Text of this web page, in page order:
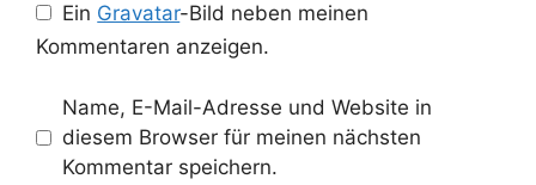
Ein Gravatar-Bild neben meinen
Kommentaren anzeigen.
Name, E-Mail-Adresse und Website in
diesem Browser für meinen nächsten
Kommentar speichern.